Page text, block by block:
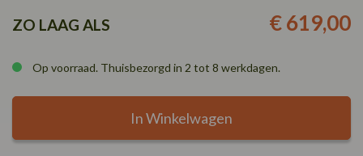
ZO LAAG ALS € 619,00
Op voorraad. Thuisbezorgd in 2 tot 8 werkdagen.
In Winkelwagen